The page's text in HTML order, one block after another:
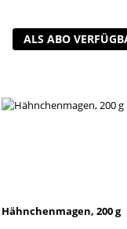
ALS ABO
Hähnchenmagen, 200 g